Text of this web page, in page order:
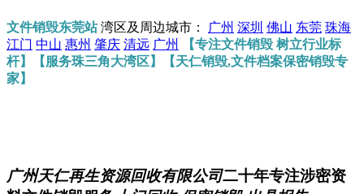
文件销毁东莞站湾区及周边城市： 广州 深圳 佛山 东莞 珠海
江门 中山 惠州 肇庆 清远 广州
【专注文件销毁 树立行业标
杆】【服务珠三角大湾区】【天仁销毁,文件档案保密销毁专
家】
广州天仁再生资源回收有限公司二十年专注涉密资